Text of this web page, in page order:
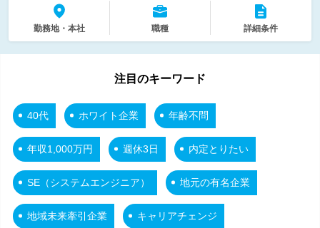
勤務地・本社 職種 詳細条件
注目のキーワード
40代 ホワイト企業 年齢不問
年収1,000万円 週休3日 内定とりたい
SE（システムエンジニア） 地元の有名企業
地域未来牽引企業 キャリアチェンジ